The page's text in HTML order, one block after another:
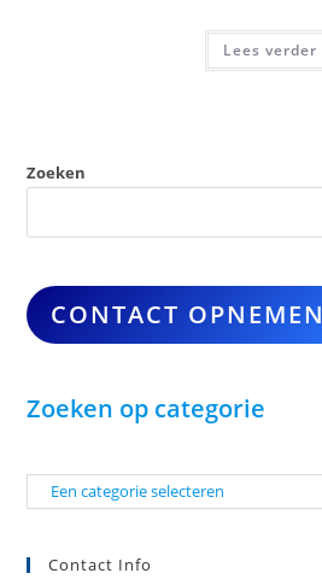
Lees verder
Zoeken
CONTACT OPNEMEN
Zoeken op categorie
Een
Contact Info